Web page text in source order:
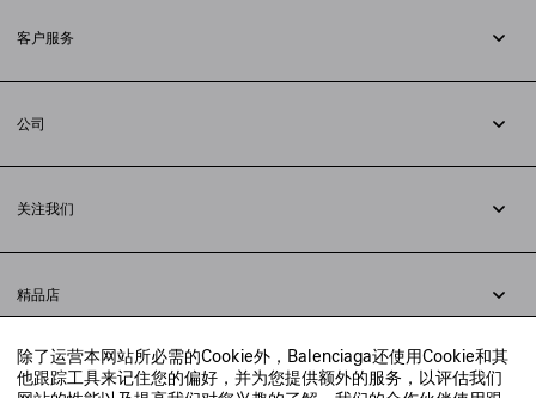
除了运营本网站所必需的Cookie外，Balenciaga还使用Cookie和其
他跟踪工具来记住您的偏好，并为您提供额外的服务，以评估我们
客户服务
配送方式
支付
常见问题解答
公司
法律问题
联合国世界粮食计划署
举报平台
关注我们
小红书
精品店
寻找附近的精品店
实时聊天客服